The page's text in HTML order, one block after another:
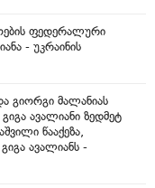
ფედერალური
- უკრაინის
გიორგი მალანიას
ავალიანი ზედმეტ
წააქეზა,
ავალიანს -